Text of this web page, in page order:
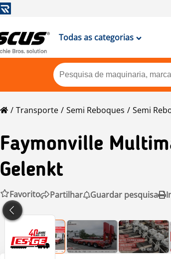
Todas as categorias
Transporte Semi Reboques Semi
Faymonville
Gelenkt
Favorito Partilhar Guardar pesquisa